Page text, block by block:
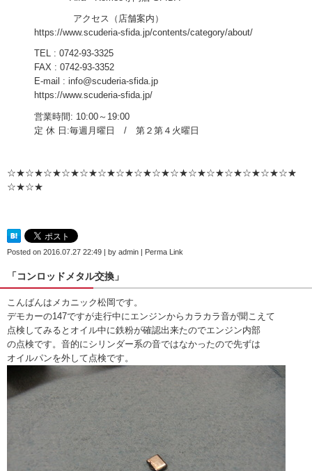
アクセス（店舗案内）
https://www.scuderia-sfida.jp/contents/category/about/
TEL : 0742-93-3325
FAX : 0742-93-3352
E-mail : info@scuderia-sfida.jp
https://www.scuderia-sfida.jp/
営業時間: 10:00～19:00
定 休 日:毎週月曜日 / 第２第４火曜日
☆★☆★☆★☆★☆★☆★☆★☆★☆★☆★☆★☆★☆★☆★☆★☆★
☆★☆★
Posted on 2016.07.27 22:49 | by admin | Perma Link
「コンロッドメタル交換」
こんばんはメカニック松岡です。
デモカーの147ですが走行中にエンジンからカラカラ音が聞こえて
点検してみるとオイル中に鉄粉が確認出来たのでエンジン内部
の点検です。音的にシリンダー系の音ではなかったので先ずは
オイルパンを外して点検です。